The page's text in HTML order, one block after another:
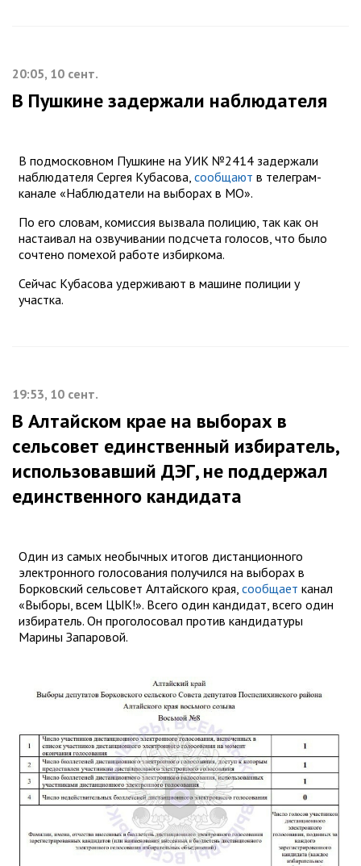
20:05, 10 сент.
В Пушкине задержали наблюдателя
В подмосковном Пушкине на УИК №2414 задержали
наблюдателя Сергея Кубасова, сообщают в телеграм-
канале «Наблюдатели на выборах в МО».
По его словам, комиссия вызвала полицию, так как он
настаивал на озвучивании подсчета голосов, что было
сочтено помехой работе избиркома.
Сейчас Кубасова удерживают в машине полиции у
участка.
19:53, 10 сент.
В Алтайском крае на выборах в
сельсовет единственный избиратель,
использовавший ДЭГ, не поддержал
единственного кандидата
Один из самых необычных итогов дистанционного
электронного голосования получился на выборах в
Борковский сельсовет Алтайского края, сообщает канал
«Выборы, всем ЦЫК!». Всего один кандидат, всего один
избиратель. Он проголосовал против кандидатуры
Марины Запаровой.